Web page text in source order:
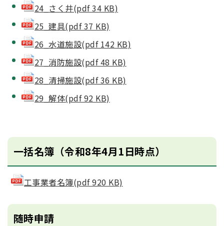
24_さく井(pdf 34 KB)
25_建具(pdf 37 KB)
26_水道施設(pdf 142 KB)
27_消防施設(pdf 48 KB)
28_清掃施設(pdf 36 KB)
29_解体(pdf 92 KB)
一括名簿（令和8年4月1日時点）
工事業者名簿(pdf 920 KB)
随時申請